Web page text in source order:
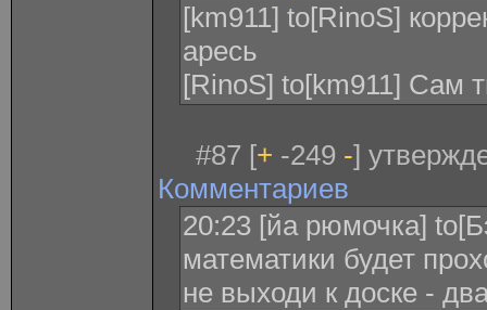
[km911] to[RinoS]
аресь
[RinoS] to[km911] Сам
#87 [+ -249 -]
Комментариев
20:23 [йа рюмочка]
математики будет
не выходи к доске -